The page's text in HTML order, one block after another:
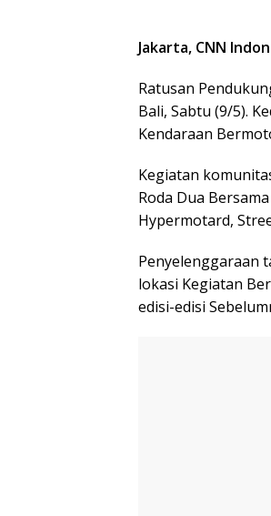
Jakarta, CNN
Ratusan
Bali, Sabtu (9/5).
Kendaraan
Kegiatan
Roda Dua
Hypermotard,
Penyelenggaraan
lokasi Kegiatan
edisi-edisi